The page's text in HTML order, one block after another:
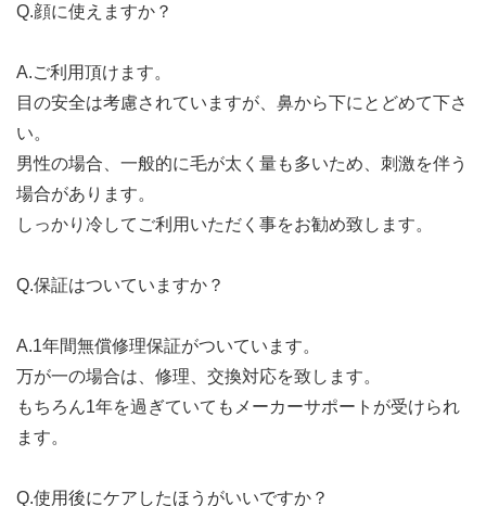
Q.顔に使えますか？
A.ご利用頂けます。
目の安全は考慮されていますが、鼻から下にとどめて下さ
い。
男性の場合、一般的に毛が太く量も多いため、刺激を伴う
場合があります。
しっかり冷してご利用いただく事をお勧め致します。
Q.保証はついていますか？
A.1年間無償修理保証がついています。
万が一の場合は、修理、交換対応を致します。
もちろん1年を過ぎていてもメーカーサポートが受けられ
ます。
Q.使用後にケアしたほうがいいですか？